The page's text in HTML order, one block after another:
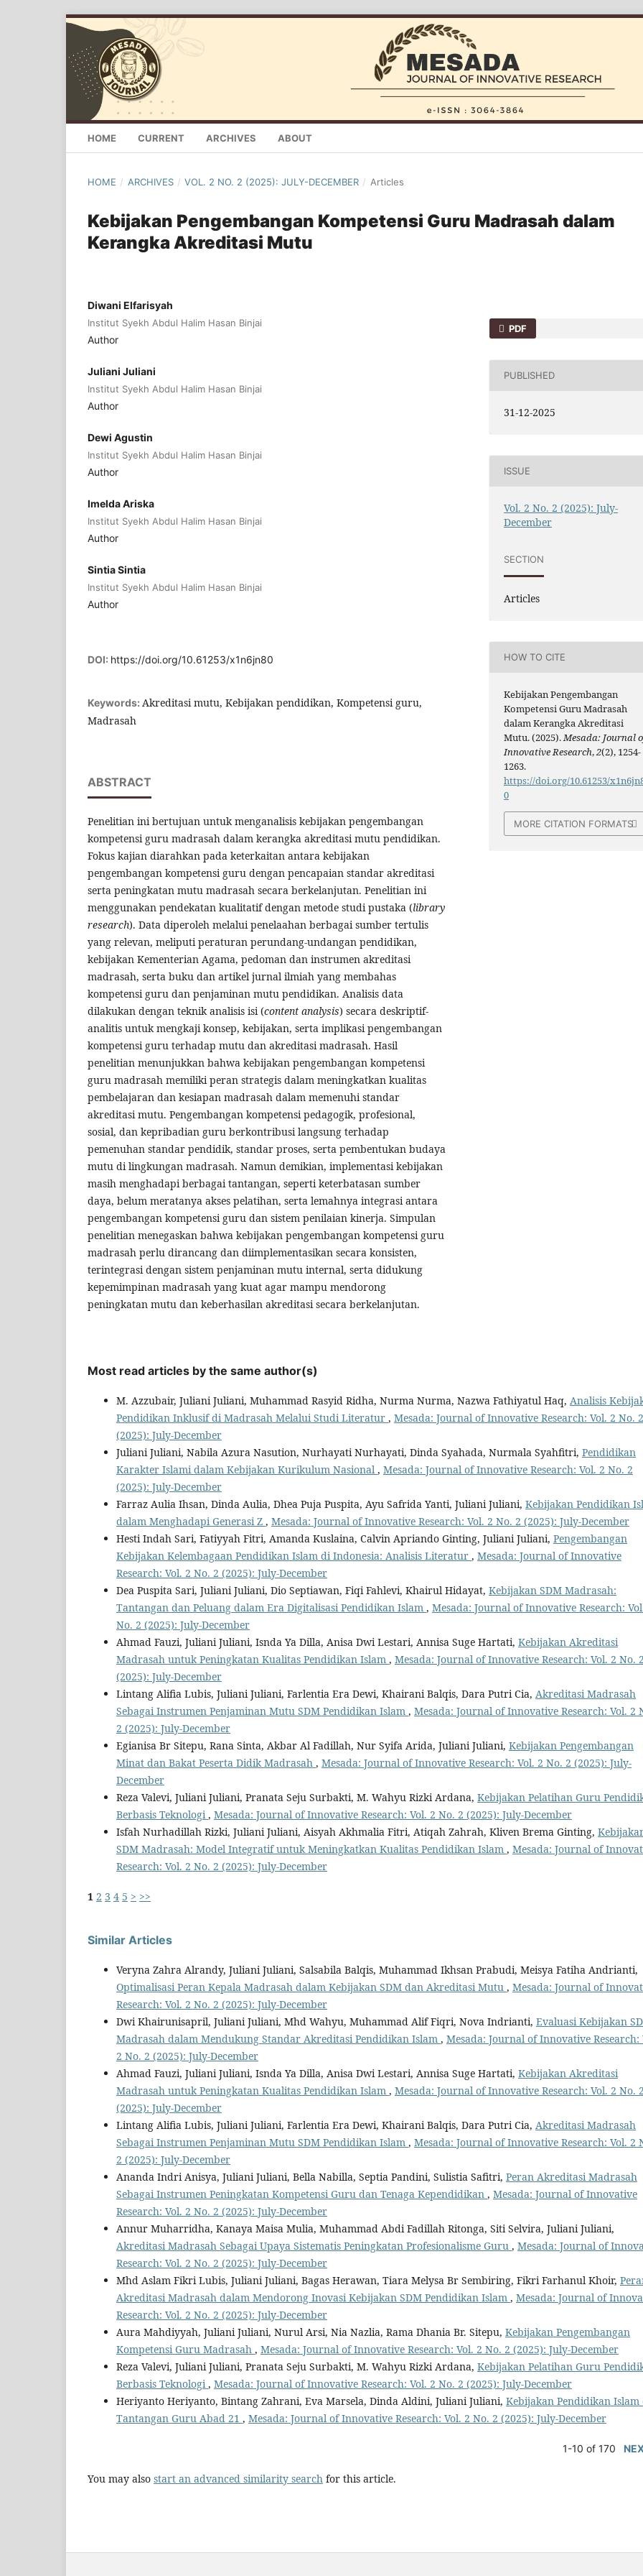
HOME CURRENT ARCHIVES ABOUT
HOME / ARCHIVES / VOL. 2 NO. 2 (2025): JULY-DECEMBER / Articles
Kebijakan Pengembangan Kompetensi Guru Madrasah dalam
Kerangka Akreditasi Mutu
Diwani Elfarisyah
Institut Syekh Abdul Halim Hasan Binjai
Author
Juliani Juliani
Institut Syekh Abdul Halim Hasan Binjai
Author
Dewi Agustin
Institut Syekh Abdul Halim Hasan Binjai
Author
Imelda Ariska
Institut Syekh Abdul Halim Hasan Binjai
Author
Sintia Sintia
Institut Syekh Abdul Halim Hasan Binjai
Author
DOI: https://doi.org/10.61253/x1n6jn80
Keywords: Akreditasi mutu, Kebijakan pendidikan, Kompetensi guru,
Madrasah
ABSTRACT
Penelitian ini bertujuan untuk menganalisis kebijakan pengembangan
kompetensi guru madrasah dalam kerangka akreditasi mutu pendidikan.
Fokus kajian diarahkan pada keterkaitan antara kebijakan
pengembangan kompetensi guru dengan pencapaian standar akreditasi
serta peningkatan mutu madrasah secara berkelanjutan. Penelitian ini
menggunakan pendekatan kualitatif dengan metode studi pustaka (library
research). Data diperoleh melalui penelaahan berbagai sumber tertulis
yang relevan, meliputi peraturan perundang-undangan pendidikan,
kebijakan Kementerian Agama, pedoman dan instrumen akreditasi
madrasah, serta buku dan artikel jurnal ilmiah yang membahas
kompetensi guru dan penjaminan mutu pendidikan. Analisis data
dilakukan dengan teknik analisis isi (content analysis) secara deskriptif-
analitis untuk mengkaji konsep, kebijakan, serta implikasi pengembangan
kompetensi guru terhadap mutu dan akreditasi madrasah. Hasil
penelitian menunjukkan bahwa kebijakan pengembangan kompetensi
guru madrasah memiliki peran strategis dalam meningkatkan kualitas
pembelajaran dan kesiapan madrasah dalam memenuhi standar
akreditasi mutu. Pengembangan kompetensi pedagogik, profesional,
sosial, dan kepribadian guru berkontribusi langsung terhadap
pemenuhan standar pendidik, standar proses, serta pembentukan budaya
mutu di lingkungan madrasah. Namun demikian, implementasi kebijakan
masih menghadapi berbagai tantangan, seperti keterbatasan sumber
daya, belum meratanya akses pelatihan, serta lemahnya integrasi antara
pengembangan kompetensi guru dan sistem penilaian kinerja. Simpulan
penelitian menegaskan bahwa kebijakan pengembangan kompetensi guru
madrasah perlu dirancang dan diimplementasikan secara konsisten,
terintegrasi dengan sistem penjaminan mutu internal, serta didukung
kepemimpinan madrasah yang kuat agar mampu mendorong
peningkatan mutu dan keberhasilan akreditasi secara berkelanjutan.
PDF
PUBLISHED
31-12-2025
ISSUE
Vol. 2 No. 2 (2025): July-
December
SECTION
Articles
HOW TO CITE
Kebijakan Pengembangan
Kompetensi Guru Madrasah
dalam Kerangka Akreditasi
Mutu. (2025).Mesada: Journal
Innovative Research,2(2), 1254-
1263.
https://doi.org/10.61253/
0
MORE CITATION FORMATS
Most read articles by the same author(s)
M. Azzubair, Juliani Juliani, Muhammad Rasyid Ridha, Nurma Nurma, Nazwa Fathiyatul Haq, Analisis
Pendidikan Inklusif di Madrasah Melalui Studi Literatur , Mesada: Journal of Innovative Research: Vol. 2 No. 2
(2025): July-December
Juliani Juliani, Nabila Azura Nasution, Nurhayati Nurhayati, Dinda Syahada, Nurmala Syahfitri, Pendidikan
Karakter Islami dalam Kebijakan Kurikulum Nasional , Mesada: Journal of Innovative Research: Vol. 2 No. 2
(2025): July-December
Farraz Aulia Ihsan, Dinda Aulia, Dhea Puja Puspita, Ayu Safrida Yanti, Juliani Juliani, Kebijakan Pendidikan
dalam Menghadapi Generasi Z , Mesada: Journal of Innovative Research: Vol. 2 No. 2 (2025): July-December
Hesti Indah Sari, Fatiyyah Fitri, Amanda Kuslaina, Calvin Apriando Ginting, Juliani Juliani, Pengembangan
Kebijakan Kelembagaan Pendidikan Islam di Indonesia: Analisis Literatur , Mesada: Journal of Innovative
Research: Vol. 2 No. 2 (2025): July-December
Dea Puspita Sari, Juliani Juliani, Dio Septiawan, Fiqi Fahlevi, Khairul Hidayat, Kebijakan SDM Madrasah:
Tantangan dan Peluang dalam Era Digitalisasi Pendidikan Islam , Mesada: Journal of Innovative Research:
No. 2 (2025): July-December
Ahmad Fauzi, Juliani Juliani, Isnda Ya Dilla, Anisa Dwi Lestari, Annisa Suge Hartati, Kebijakan Akreditasi
Madrasah untuk Peningkatan Kualitas Pendidikan Islam , Mesada: Journal of Innovative Research: Vol. 2 No.
(2025): July-December
Lintang Alifia Lubis, Juliani Juliani, Farlentia Era Dewi, Khairani Balqis, Dara Putri Cia, Akreditasi Madrasah
Sebagai Instrumen Penjaminan Mutu SDM Pendidikan Islam , Mesada: Journal of Innovative Research: Vol. 2
2 (2025): July-December
Egianisa Br Sitepu, Rana Sinta, Akbar Al Fadillah, Nur Syifa Arida, Juliani Juliani, Kebijakan Pengembangan
Minat dan Bakat Peserta Didik Madrasah , Mesada: Journal of Innovative Research: Vol. 2 No. 2 (2025): July-
December
Reza Valevi, Juliani Juliani, Pranata Seju Surbakti, M. Wahyu Rizki Ardana, Kebijakan Pelatihan Guru
Berbasis Teknologi , Mesada: Journal of Innovative Research: Vol. 2 No. 2 (2025): July-December
Isfah Nurhadillah Rizki, Juliani Juliani, Aisyah Akhmalia Fitri, Atiqah Zahrah, Kliven Brema Ginting,
SDM Madrasah: Model Integratif untuk Meningkatkan Kualitas Pendidikan Islam , Mesada: Journal of
Research: Vol. 2 No. 2 (2025): July-December
1 2 3 4 5 > >>
Similar Articles
Veryna Zahra Alrandy, Juliani Juliani, Salsabila Balqis, Muhammad Ikhsan Prabudi, Meisya Fatiha Andrianti,
Optimalisasi Peran Kepala Madrasah dalam Kebijakan SDM dan Akreditasi Mutu , Mesada: Journal of
Research: Vol. 2 No. 2 (2025): July-December
Dwi Khairunisapril, Juliani Juliani, Mhd Wahyu, Muhammad Alif Fiqri, Nova Indrianti, Evaluasi Kebijakan
Madrasah dalam Mendukung Standar Akreditasi Pendidikan Islam , Mesada: Journal of Innovative Research:
2 No. 2 (2025): July-December
Ahmad Fauzi, Juliani Juliani, Isnda Ya Dilla, Anisa Dwi Lestari, Annisa Suge Hartati, Kebijakan Akreditasi
Madrasah untuk Peningkatan Kualitas Pendidikan Islam , Mesada: Journal of Innovative Research: Vol. 2 No.
(2025): July-December
Lintang Alifia Lubis, Juliani Juliani, Farlentia Era Dewi, Khairani Balqis, Dara Putri Cia, Akreditasi Madrasah
Sebagai Instrumen Penjaminan Mutu SDM Pendidikan Islam , Mesada: Journal of Innovative Research: Vol. 2
2 (2025): July-December
Ananda Indri Anisya, Juliani Juliani, Bella Nabilla, Septia Pandini, Sulistia Safitri, Peran Akreditasi Madrasah
Sebagai Instrumen Peningkatan Kompetensi Guru dan Tenaga Kependidikan , Mesada: Journal of Innovative
Research: Vol. 2 No. 2 (2025): July-December
Annur Muharridha, Kanaya Maisa Mulia, Muhammad Abdi Fadillah Ritonga, Siti Selvira, Juliani Juliani,
Akreditasi Madrasah Sebagai Upaya Sistematis Peningkatan Profesionalisme Guru , Mesada: Journal of
Research: Vol. 2 No. 2 (2025): July-December
Mhd Aslam Fikri Lubis, Juliani Juliani, Bagas Herawan, Tiara Melysa Br Sembiring, Fikri Farhanul Khoir,
Akreditasi Madrasah dalam Mendorong Inovasi Kebijakan SDM Pendidikan Islam , Mesada: Journal of
Research: Vol. 2 No. 2 (2025): July-December
Aura Mahdiyyah, Juliani Juliani, Nurul Arsi, Nia Nazlia, Rama Dhania Br. Sitepu, Kebijakan Pengembangan
Kompetensi Guru Madrasah , Mesada: Journal of Innovative Research: Vol. 2 No. 2 (2025): July-December
Reza Valevi, Juliani Juliani, Pranata Seju Surbakti, M. Wahyu Rizki Ardana, Kebijakan Pelatihan Guru
Berbasis Teknologi , Mesada: Journal of Innovative Research: Vol. 2 No. 2 (2025): July-December
Heriyanto Heriyanto, Bintang Zahrani, Eva Marsela, Dinda Aldini, Juliani Juliani, Kebijakan Pendidikan Islam
Tantangan Guru Abad 21 , Mesada: Journal of Innovative Research: Vol. 2 No. 2 (2025): July-December
1-10 of 170
You may also start an advanced similarity search for this article.